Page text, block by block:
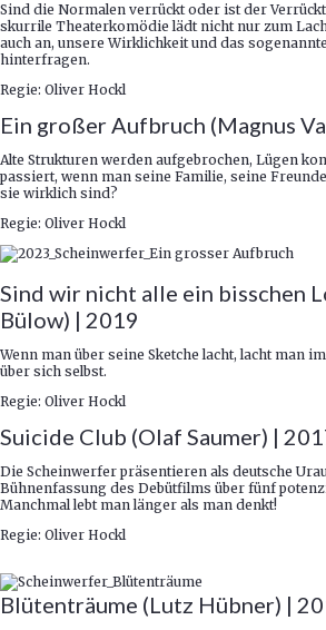
Sind die Normalen verrückt oder ist der
skurrile Theaterkomödie lädt nicht nur zum
auch an, unsere Wirklichkeit und das
hinterfragen.
Regie: Oliver Hockl
Ein großer Aufbruch (Magnus
Alte Strukturen werden aufgebrochen, Lügen
passiert, wenn man seine Familie, seine
sie wirklich sind?
Regie: Oliver Hockl
Sind wir nicht alle ein bisschen
Bülow) | 2019
Wenn man über seine Sketche lacht, lacht man
über sich selbst.
Regie: Oliver Hockl
Suicide Club (Olaf Saumer) |
Die Scheinwerfer präsentieren als deutsche
Bühnenfassung des Debütfilms über fünf
Manchmal lebt man länger als man denkt!
Regie: Oliver Hockl
Blütenträume (Lutz Hübner) |